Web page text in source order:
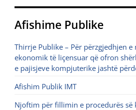
Afishime Publike
Thirrje Publike – Për përzgjedhjen
ekonomik të liçensuar që ofron
e pajisjeve kompjuterike jashtë
Afishim Publik IMT
Njoftim për fillimin e procedurës